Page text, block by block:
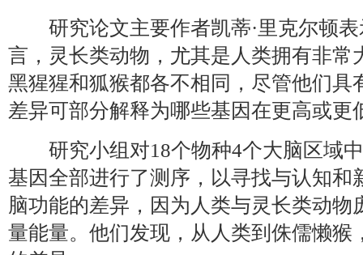
研究论文主要作者凯蒂·里克尔顿表
言，灵长类动物，尤其是人类拥有非常
黑猩猩和狐猴都各不相同，尽管他们具
差异可部分解释为哪些基因在更高或更
研究小组对18个物种4个大脑区域中
基因全部进行了测序，以寻找与认知和
脑功能的差异，因为人类与灵长类动物
量能量。他们发现，从人类到侏儒懒猴